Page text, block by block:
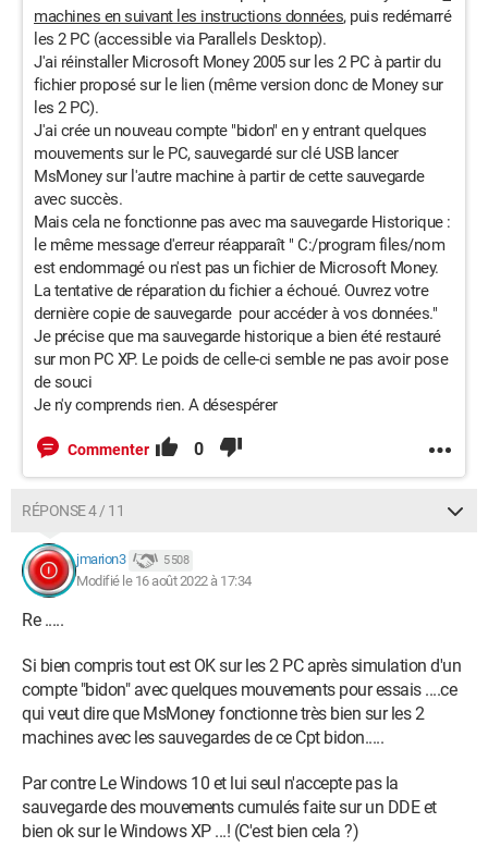
machines en suivant les instructions données, puis redémarré
les 2 PC (accessible via Parallels Desktop).
J'ai réinstaller Microsoft Money 2005 sur les 2 PC à partir du
fichier proposé sur le lien (même version donc de Money sur
les 2 PC).
J'ai crée un nouveau compte "bidon" en y entrant quelques
mouvements sur le PC, sauvegardé sur clé USB lancer
MsMoney sur l'autre machine à partir de cette sauvegarde
avec succès.
Mais cela ne fonctionne pas avec ma sauvegarde Historique :
le même message d'erreur réapparaît " C:/program files/nom
est endommagé ou n'est pas un fichier de Microsoft Money.
La tentative de réparation du fichier a échoué. Ouvrez votre
dernière copie de sauvegarde pour accéder à vos données."
Je précise que ma sauvegarde historique a bien été restauré
sur mon PC XP. Le poids de celle-ci semble ne pas avoir pose
de souci
Je n'y comprends rien. A désespérer
Commenter 0
RÉPONSE 4 / 11
jmarion3 5 508
Modifié le 16 août 2022 à 17:34
Re .....
Si bien compris tout est OK sur les 2 PC après simulation d'un
compte "bidon" avec quelques mouvements pour essais ....ce
qui veut dire que MsMoney fonctionne très bien sur les 2
machines avec les sauvegardes de ce Cpt bidon.....
Par contre Le Windows 10 et lui seul n'accepte pas la
sauvegarde des mouvements cumulés faite sur un DDE et
bien ok sur le Windows XP ...! (C'est bien cela ?)